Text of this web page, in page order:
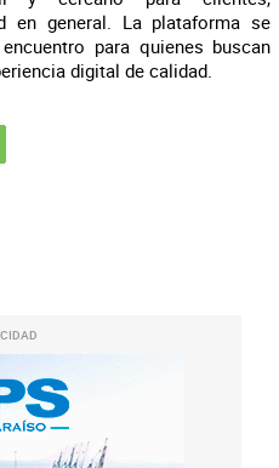
en general. La plataforma se
para quienes buscan
digital de calidad.